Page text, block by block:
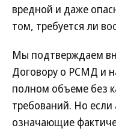
вредной и даже
том, требуется ли
Мы подтверждаем
Договору о РСМД и
полном объеме без
требований. Но
означающие